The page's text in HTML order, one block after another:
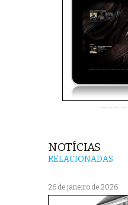
NOTÍCIAS
RELACIONADAS
26 de janeiro de 2026